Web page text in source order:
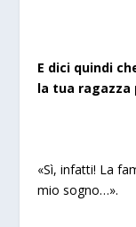
E dici quindi
la tua
«Sì, infatti! La
mio sogno…».